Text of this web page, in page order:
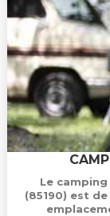
Le camping
(85190) est